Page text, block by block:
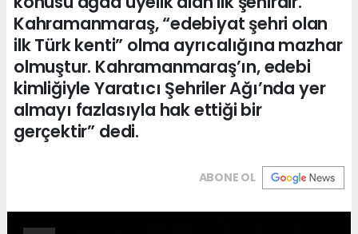
Kahramanmaraş, “edebiyat şehri olan
ilk Türk kenti” olma ayrıcalığına mazhar
olmuştur. Kahramanmaraş’ın, edebi
kimliğiyle Yaratıcı Şehriler Ağı’nda yer
almayı fazlasıyla hak ettiği bir
gerçektir” dedi.
ABONE OL